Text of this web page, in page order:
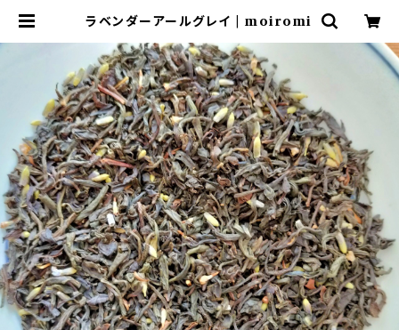
ラベンダーアールグレイ | moiromi